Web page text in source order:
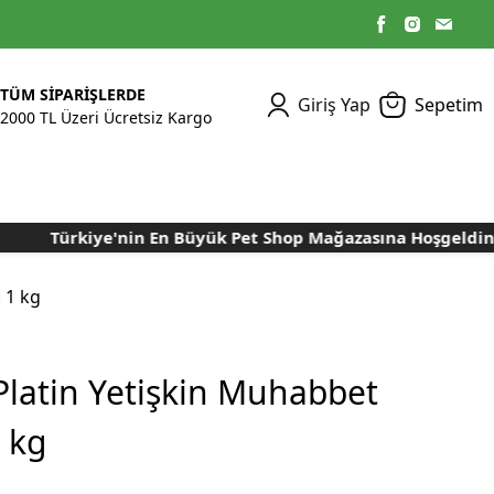
TÜM SİPARİŞLERDE
2000 TL Üzeri Ücretsiz Kargo
Giriş Yap Sepetim
Kümes Ekipmanları
Aydınlatma Sistemleri
Makineleri
Nem Alma Makineleri
Nem ve Isı Ölçer
Cihazları
Kuluçka Malzemeleri
Kedi Yaş Mamaları
Bakım Sağlık
Tasmalar
Bakım Sağlık
Tavşan Yemleri
Türkiye'nin En Büyük Pet Shop Mağazasına Hoşgeldiniz..
1 kg
Yetişkin Muhabbet
kg